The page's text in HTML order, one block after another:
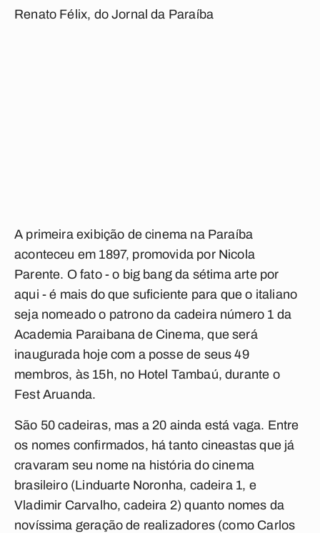
Renato Félix, do Jornal da Paraíba
A primeira exibição de cinema na Paraíba
aconteceu em 1897, promovida por Nicola
Parente. O fato - o big bang da sétima arte por
aqui - é mais do que suficiente para que o italiano
seja nomeado o patrono da cadeira número 1 da
Academia Paraibana de Cinema, que será
inaugurada hoje com a posse de seus 49
membros, às 15h, no Hotel Tambaú, durante o
Fest Aruanda.
São 50 cadeiras, mas a 20 ainda está vaga. Entre
os nomes confirmados, há tanto cineastas que já
cravaram seu nome na história do cinema
brasileiro (Linduarte Noronha, cadeira 1, e
Vladimir Carvalho, cadeira 2) quanto nomes da
novíssima geração de realizadores (como Carlos